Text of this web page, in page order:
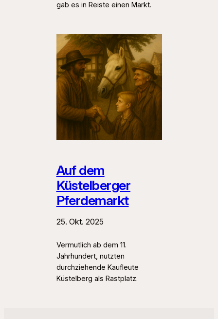
gab es in Reiste einen Markt.
Auf dem
Küstelberger
Pferdemarkt
25. Okt. 2025
Vermutlich ab dem 11.
Jahrhundert, nutzten
durchziehende Kaufleute
Küstelberg als Rastplatz.